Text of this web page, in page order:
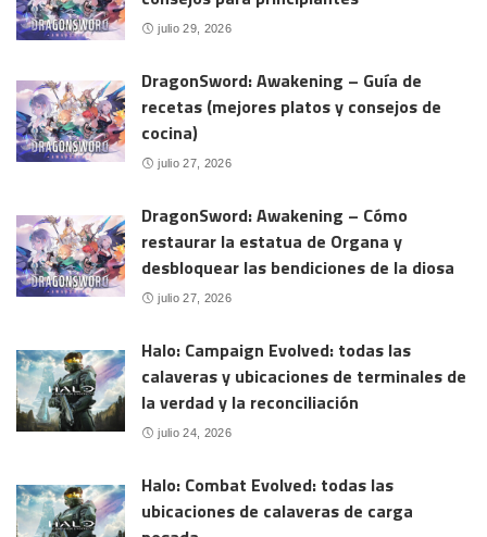
julio 29, 2026
DragonSword: Awakening – Guía de
recetas (mejores platos y consejos de
cocina)
julio 27, 2026
DragonSword: Awakening – Cómo
restaurar la estatua de Organa y
desbloquear las bendiciones de la diosa
julio 27, 2026
Halo: Campaign Evolved: todas las
calaveras y ubicaciones de terminales de
la verdad y la reconciliación
julio 24, 2026
Halo: Combat Evolved: todas las
ubicaciones de calaveras de carga